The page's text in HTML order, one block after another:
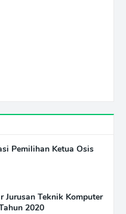
Pemilihan Ketua Osis
Jurusan Teknik Komputer
2020